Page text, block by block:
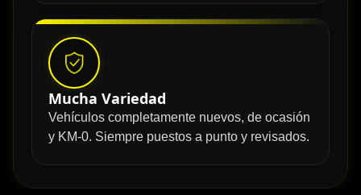
Mucha Variedad
Vehículos completamente nuevos, de ocasión
y KM-0. Siempre puestos a punto y revisados.